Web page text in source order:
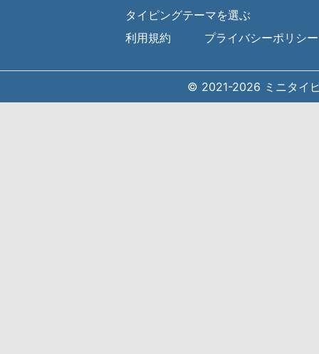
タイピングテーマを選ぶ
利用規約
プライバシーポリシー
© 2021-2026 ミニタイ